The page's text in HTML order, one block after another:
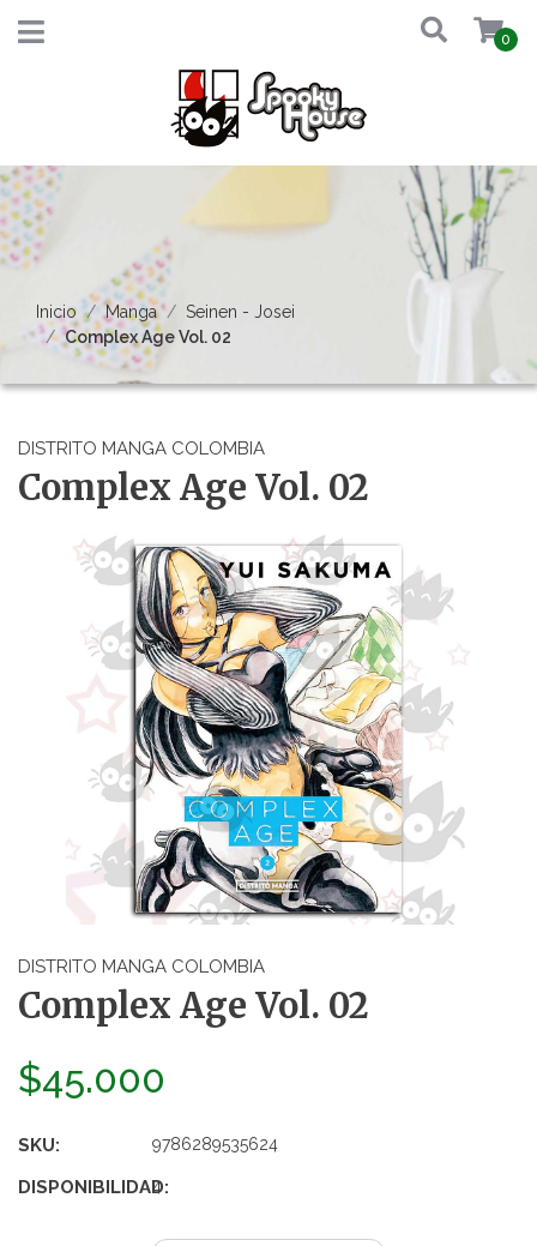
0
Inicio Manga
Seinen - Josei
Complex Age Vol. 02
DISTRITO MANGA COLOMBIA
Complex Age Vol. 02
DISTRITO MANGA COLOMBIA
Complex Age Vol. 02
$45.000
SKU: 9786289535624
DISPONIBILIDAD:
4